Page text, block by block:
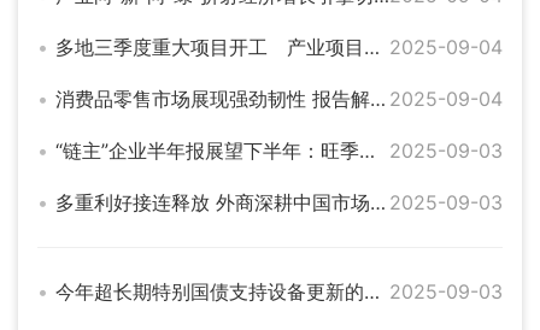
多地三季度重大项目开工 产业项目成重头戏 2025-09-04
消费品零售市场展现强劲韧性 报告解读增长密码 2025-09-04
“链主”企业半年报展望下半年：旺季、新机、新动能 2025-09-03
多重利好接连释放 外商深耕中国市场信心足 2025-09-03
今年超长期特别国债支持设备更新的投资补助资金带动总投资超1万亿元——大规模设备更新带来什么 2025-09-03